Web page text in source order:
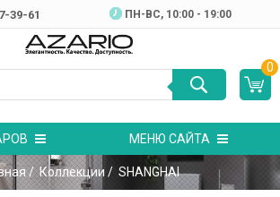
39-61 ПН-ВC, 10:00 - 19:00
0
МЕНЮ САЙТА
/Коллекции / SHANGHAI